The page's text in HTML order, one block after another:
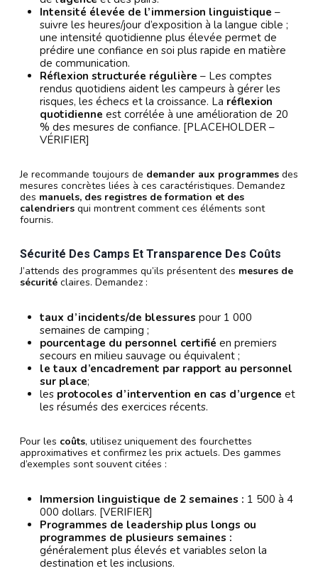
Intensité élevée de l’immersion linguistique –
suivre les heures/jour d’exposition à la langue cible ;
une intensité quotidienne plus élevée permet de
prédire une confiance en soi plus rapide en matière
de communication.
Réflexion structurée régulière – Les comptes
rendus quotidiens aident les campeurs à gérer les
risques, les échecs et la croissance. La réflexion
quotidienne est corrélée à une amélioration de 20
% des mesures de confiance. [PLACEHOLDER –
VÉRIFIER]
Je recommande toujours de demander aux programmes des
mesures concrètes liées à ces caractéristiques. Demandez
des manuels, des registres de formation et des
calendriers qui montrent comment ces éléments sont
fournis.
Sécurité Des Camps Et Transparence Des Coûts
J’attends des programmes qu’ils présentent des mesures de
sécurité claires. Demandez :
taux d’incidents/de blessures pour 1 000
semaines de camping ;
pourcentage du personnel certifié en premiers
secours en milieu sauvage ou équivalent ;
le taux d’encadrement par rapport au personnel
sur place;
les protocoles d’intervention en cas d’urgence et
les résumés des exercices récents.
Pour les coûts, utilisez uniquement des fourchettes
approximatives et confirmez les prix actuels. Des gammes
d’exemples sont souvent citées :
Immersion linguistique de 2 semaines : 1 500 à 4
000 dollars. [VERIFIER]
Programmes de leadership plus longs ou
programmes de plusieurs semaines :
généralement plus élevés et variables selon la
destination et les inclusions.